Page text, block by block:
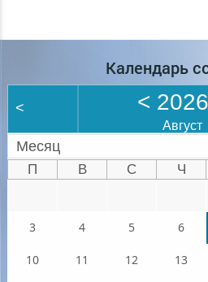
Календарь
< < 2026
Август
Месяц
П В С Ч
3 4 5 6
10 11 12 13